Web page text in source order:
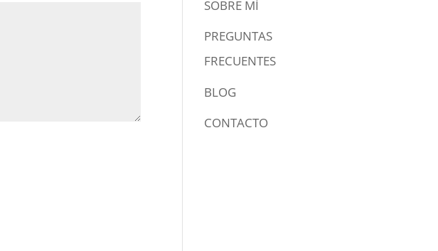
SOBRE MÍ
PREGUNTAS
FRECUENTES
BLOG
CONTACTO